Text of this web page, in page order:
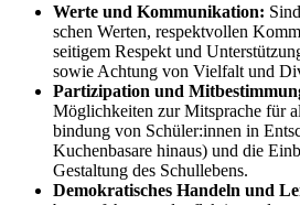
Wer­te und Kom­mu­ni­ka­ti­on:
schen Wer­ten, re­spekt­vol­len
sei­ti­gem Re­spekt und
so­wie Ach­tung von Viel­falt und
Par­ti­zi­pa­ti­on und
Mög­lich­kei­ten zur Mit­spra­che für
bin­dung von Schü­ler:in­nen in
Ku­chen­ba­sa­re hin­aus) und die
Ge­stal­tung des Schul­le­bens.
De­mo­kra­ti­sches Han­deln und